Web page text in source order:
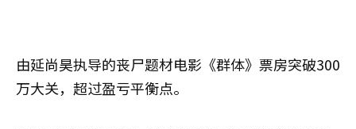
由延尚昊执导的丧尸题材电影《群体》票房突破300
万大关，超过盈亏平衡点。